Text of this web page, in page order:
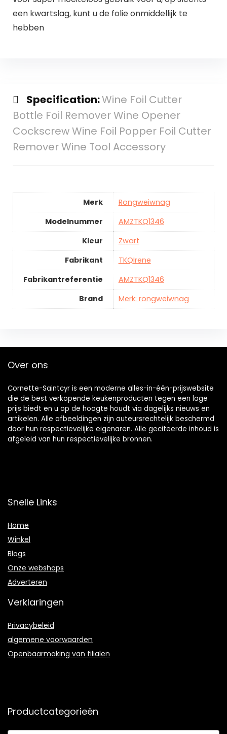
een kwartslag, kunt u de folie onmiddellijk te
hebben
Specification:Wine Foil Cutter
Bottle Foil Remover Wine Opener
Cockscrew Wine Foil Popper Foil Cutter
Remover Wine Tool Accessory
Merk
Rongweiwnag
Modelnummer
AMZTKQ1346
Kleur
Zwart
Fabrikant
TKQIrene
Fabrikantreferentie
AMZTKQ1346
Brand
Merk: rongweiwnag
Over ons
Cornette-Saintcyr is een moderne alles-in-één-prijswebsite
die de best verkopende keukenproducten tegen een lage
prijs biedt en u op de hoogte houdt via dagelijks nieuws en
artikelen. Alle afbeeldingen zijn auteursrechtelijk beschermd
door hun respectievelijke eigenaren. Alle geciteerde inhoud is
afgeleid van hun respectievelijke bronnen.
Snelle Links
Home
Winkel
Blogs
Onze webshops
Adverteren
Verklaringen
Privacybeleid
algemene voorwaarden
Openbaarmaking van filialen
Productcategorieën